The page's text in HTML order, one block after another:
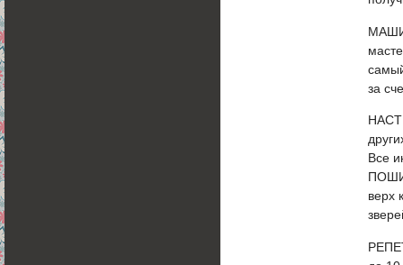
за
Все
верх